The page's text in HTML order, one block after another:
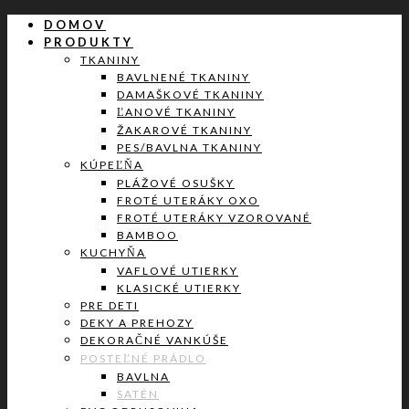
DOMOV
PRODUKTY
TKANINY
BAVLNENÉ TKANINY
DAMAŠKOVÉ TKANINY
ĽANOVÉ TKANINY
ŽAKAROVÉ TKANINY
PES/BAVLNA TKANINY
KÚPEĽŇA
PLÁŽOVÉ OSUŠKY
FROTÉ UTERÁKY OXO
FROTÉ UTERÁKY VZOROVANÉ
BAMBOO
KUCHYŇA
VAFLOVÉ UTIERKY
KLASICKÉ UTIERKY
PRE DETI
DEKY A PREHOZY
DEKORAČNÉ VANKÚŠE
POSTEĽNÉ PRÁDLO
BAVLNA
SATÉN